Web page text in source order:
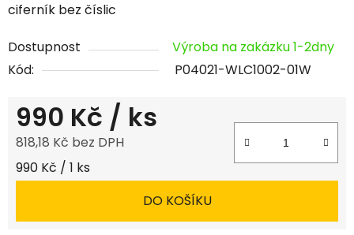
ciferník bez číslic
Dostupnost
Výroba na zakázku 1-2dny
Kód:
P04021-WLC1002-01W
990 Kč / ks
818,18 Kč bez DPH
Měrná cena:
990 Kč / 1 ks
DO KOŠÍKU